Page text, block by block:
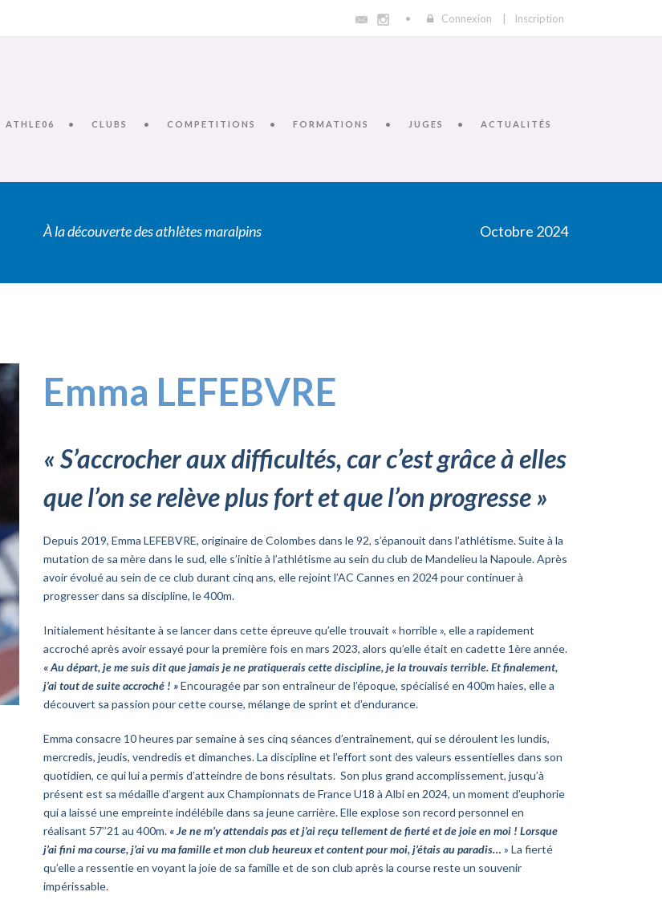
Connexion Inscription
ATHLE06 CLUBS COMPETITIONS FORMATIONS JUGES ACTUALITÉS
À la découverte des athlètes maralpins Octobre 2024
Emma LEFEBVRE
« S’accrocher aux difficultés, car c’est grâce à elles
que l’on se relève plus fort et que l’on progresse »
Depuis 2019, Emma LEFEBVRE, originaire de Colombes dans le 92, s’épanouit dans l’athlétisme. Suite à la
mutation de sa mère dans le sud, elle s’initie à l’athlétisme au sein du club de Mandelieu la Napoule. Après
avoir évolué au sein de ce club durant cinq ans, elle rejoint l’AC Cannes en 2024 pour continuer à
progresser dans sa discipline, le 400m.
Initialement hésitante à se lancer dans cette épreuve qu’elle trouvait « horrible », elle a rapidement
accroché après avoir essayé pour la première fois en mars 2023, alors qu’elle était en cadette 1ère année.
« Au départ, je me suis dit que jamais je ne pratiquerais cette discipline, je la trouvais terrible. Et finalement,
j’ai tout de suite accroché ! »Encouragée par son entraîneur de l’époque, spécialisé en 400m haies, elle a
découvert sa passion pour cette course, mélange de sprint et d’endurance.
Emma consacre 10 heures par semaine à ses cinq séances d’entraînement, qui se déroulent les lundis,
mercredis, jeudis, vendredis et dimanches. La discipline et l’effort sont des valeurs essentielles dans son
quotidien, ce qui lui a permis d’atteindre de bons résultats. Son plus grand accomplissement, jusqu’à
présent est sa médaille d’argent aux Championnats de France U18 à Albi en 2024, un moment d’euphorie
qui a laissé une empreinte indélébile dans sa jeune carrière. Elle explose son record personnel en
réalisant 57’’21 au 400m. « Je ne m’y attendais pas et j’ai reçu tellement de fierté et de joie en moi ! Lorsque
j’ai fini ma course, j’ai vu ma famille et mon club heureux et content pour moi, j’étais au paradis… » La fierté
qu’elle a ressentie en voyant la joie de sa famille et de son club après la course reste un souvenir
impérissable.